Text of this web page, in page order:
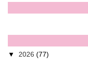
▼ 2026 (77)